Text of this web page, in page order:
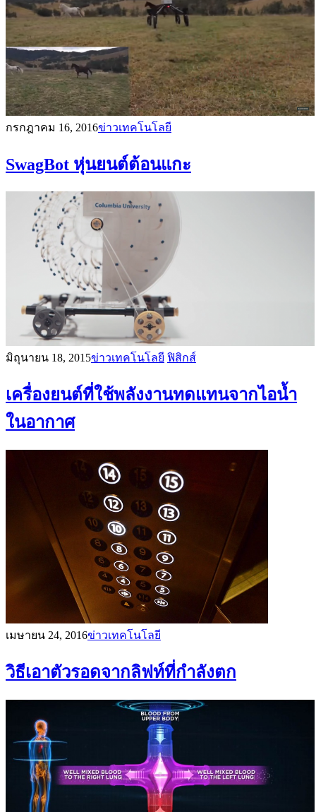
กรกฎาคม 16, 2016ข่าวเทคโนโลยี
SwagBot หุ่นยนต์ต้อนแกะ
มิถุนายน 18, 2015ข่าวเทคโนโลยี ฟิสิกส์
เครื่องยนต์ที่ใช้พลังงานทดแทนจากไอน้ำ
ในอากาศ
เมษายน 24, 2016ข่าวเทคโนโลยี
วิธีเอาตัวรอดจากลิฟท์ที่กำลังตก